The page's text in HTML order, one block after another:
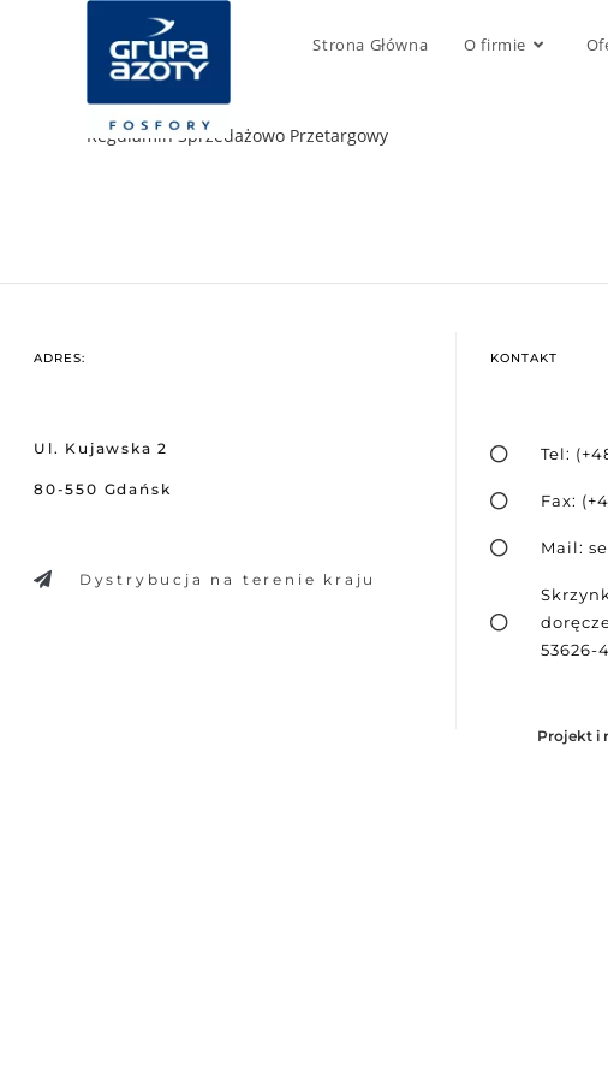
Strona Główna O firmie
Regulamin Sprzedażowo Przetargowy
ADRES:
Ul. Kujawska 2
80-550 Gdańsk
Dystrybucja na terenie kraju
KONTAKT
Tel:
Fax:
Mail:
53626-
Projekt i